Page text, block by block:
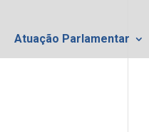
Atuação Parlamentar